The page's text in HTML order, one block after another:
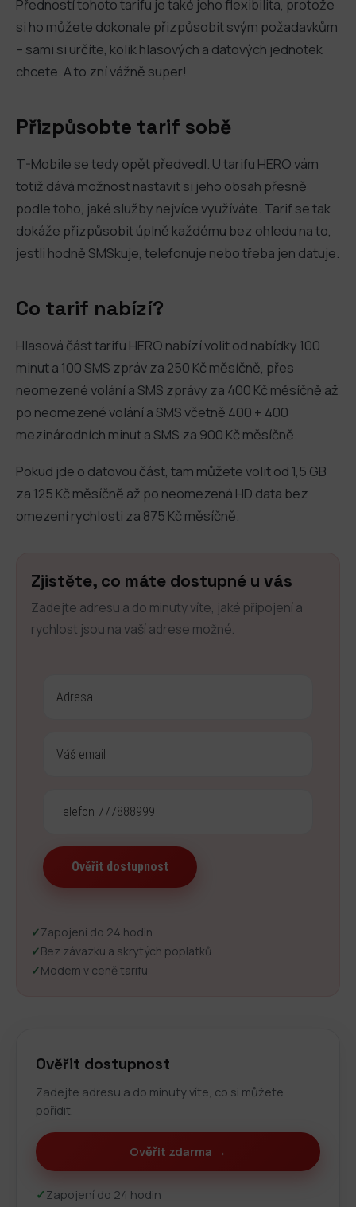
Předností tohoto tarifu je také jeho flexibilita, protože
si ho můžete dokonale přizpůsobit svým požadavkům
– sami si určíte, kolik hlasových a datových jednotek
chcete. A to zní vážně super!
Přizpůsobte tarif sobě
T-Mobile se tedy opět předvedl. U tarifu HERO vám
totiž dává možnost nastavit si jeho obsah přesně
podle toho, jaké služby nejvíce využíváte. Tarif se tak
dokáže přizpůsobit úplně každému bez ohledu na to,
jestli hodně SMSkuje, telefonuje nebo třeba jen datuje.
Co tarif nabízí?
Hlasová část tarifu HERO nabízí volit od nabídky 100
minut a 100 SMS zpráv za 250 Kč měsíčně, přes
neomezené volání a SMS zprávy za 400 Kč měsíčně až
po neomezené volání a SMS včetně 400 + 400
mezinárodních minut a SMS za 900 Kč měsíčně.
Pokud jde o datovou část, tam můžete volit od 1,5 GB
za 125 Kč měsíčně až po neomezená HD data bez
omezení rychlosti za 875 Kč měsíčně.
Zjistěte, co máte dostupné u vás
Zadejte adresu a do minuty víte, jaké připojení a
rychlost jsou na vaší adrese možné.
✓Zapojení do 24 hodin
✓Bez závazku a skrytých poplatků
✓Modem v ceně tarifu
Ověřit dostupnost
Zadejte adresu a do minuty víte, co si můžete
pořídit.
Ověřit zdarma →
✓Zapojení do 24 hodin